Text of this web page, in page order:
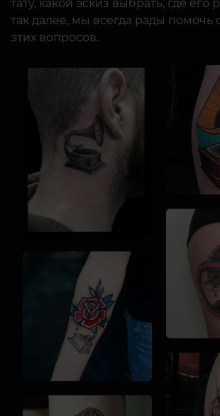
тату, какой эскиз выбрать, где его
так далее, мы всегда рады
этих вопросов.